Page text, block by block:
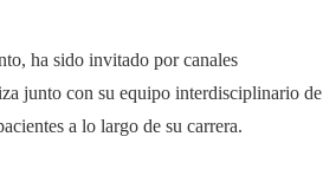
ha sido invitado por canales
junto con su equipo interdisciplinario de
a lo largo de su carrera.